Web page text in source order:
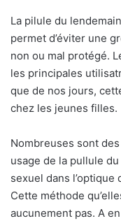
La pilule du
permet d’éviter une
non ou mal protégé.
les principales
que de nos jours,
chez les jeunes filles.
Nombreuses sont
usage de la pullule
sexuel dans l’optique
Cette méthode
aucunement pas. A